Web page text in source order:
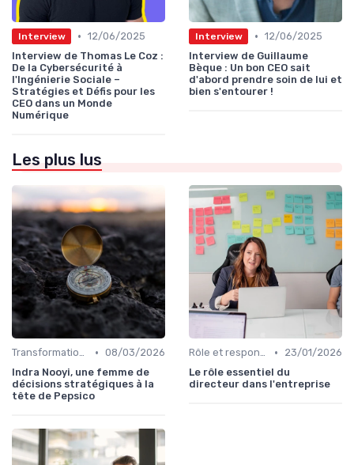
Interview • 12/06/2025
Interview de Thomas Le Coz :
De la Cybersécurité à
l'Ingénierie Sociale –
Stratégies et Défis pour les
CEO dans un Monde
Numérique
Interview • 12/06/2025
Interview de Guillaume
Bèque : Un bon CEO sait
d'abord prendre soin de lui et
bien s'entourer !
Les plus lus
Transformation digitale de l’entreprise • 08/03/2026
Indra Nooyi, une femme de
décisions stratégiques à la
tête de Pepsico
Rôle et responsabilités du CEO •
23/01/2026
Le rôle essentiel du
directeur dans l'entreprise